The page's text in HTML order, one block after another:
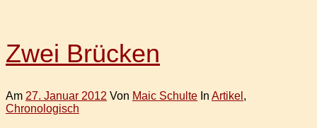
Zwei Brücken
Am 27. Januar 2012 Von Maic Schulte In Artikel ,
Chronologisch